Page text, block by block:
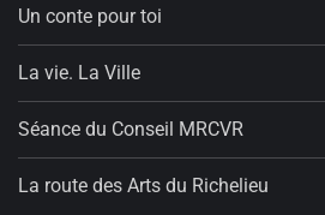
Un conte pour toi
La vie. La Ville
Séance du Conseil MRCVR
La route des Arts du Richelieu